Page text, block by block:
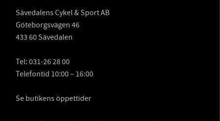
Sävedalens Cykel & Sport AB
Göteborgsvägen 46
433 60 Sävedalen
Tel: 031-26 28 00
Telefontid 10:00 – 16:00
Se butikens öppettider